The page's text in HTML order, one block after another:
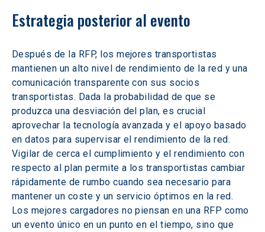
Estrategia posterior al evento
Después de la RFP, los mejores transportistas
mantienen un alto nivel de rendimiento de la red y una
comunicación transparente con sus socios
transportistas. Dada la probabilidad de que se
produzca una desviación del plan, es crucial
aprovechar la tecnología avanzada y el apoyo basado
en datos para supervisar el rendimiento de la red.
Vigilar de cerca el cumplimiento y el rendimiento con
respecto al plan permite a los transportistas cambiar
rápidamente de rumbo cuando sea necesario para
mantener un coste y un servicio óptimos en la red.
Los mejores cargadores no piensan en una RFP como
un evento único en un punto en el tiempo, sino que